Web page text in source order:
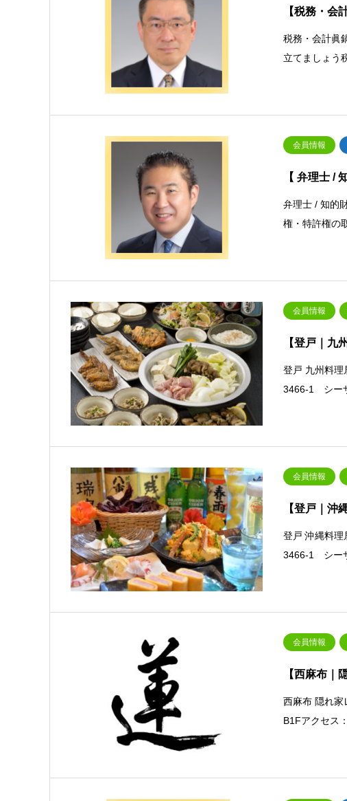
【税務・会
税務・会計眞
立てましょ
会員情報
【 弁理士 /
弁理士 / 知的
権・特許権の
会員情報
【登戸｜九
登戸 九州料理
3466‐1 シー
会員情報
【登戸｜沖
登戸 沖縄料
3466‐1 シー
会員情報
【西麻布｜
西麻布 隠れ家
B1Fアクセス